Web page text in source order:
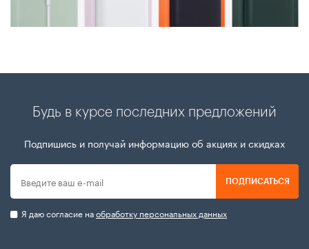
Будь в курсе последних предложений
Подпишись и получай информацию об акциях и скидках
ПОДПИСАТЬСЯ
Я даю согласие наобработку персональных данных